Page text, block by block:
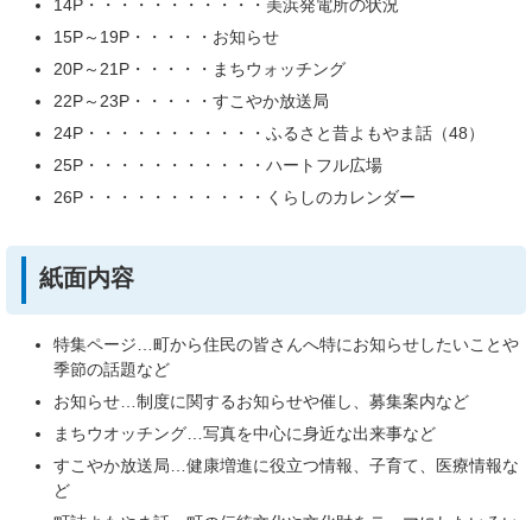
14P・・・・・・・・・・・美浜発電所の状況
15P～19P・・・・・お知らせ
20P～21P・・・・・まちウォッチング
22P～23P・・・・・すこやか放送局
24P・・・・・・・・・・・ふるさと昔よもやま話（48）
25P・・・・・・・・・・・ハートフル広場
26P・・・・・・・・・・・くらしのカレンダー
紙面内容
特集ページ…町から住民の皆さんへ特にお知らせしたいことや
季節の話題など
お知らせ…制度に関するお知らせや催し、募集案内など
まちウオッチング…写真を中心に身近な出来事など
すこやか放送局…健康増進に役立つ情報、子育て、医療情報な
ど